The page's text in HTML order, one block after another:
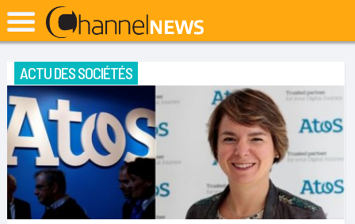
ACTU DES SOCIÉTÉS